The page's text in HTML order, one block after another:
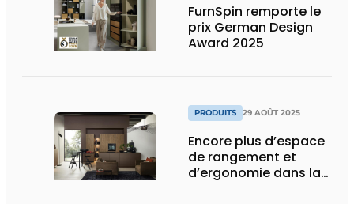
FurnSpin remporte le
prix German Design
Award 2025
PRODUITS 29 AOÛT 2025
Encore plus d’espace
de rangement et
d’ergonomie dans la